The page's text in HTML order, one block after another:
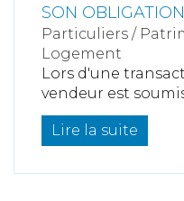
SON
Particuliers /
Logement
Lors d'une
vendeur est
Lire la suite